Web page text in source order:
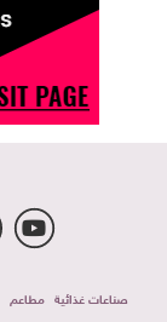
صناعات غذائية مطاعم